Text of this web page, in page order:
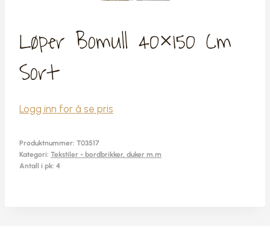
Løper Bomull 40×150 Cm
Sort
Logg inn for å se pris
Produktnummer: T03517
Kategori: Tekstiler - bordbrikker, duker m.m
Antall i pk: 4